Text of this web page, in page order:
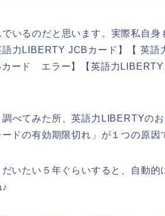
いるのだと思います。実際私自
語力LIBERTY JCBカード】【 英
カード エラー】【英語力
べてみた所、英語力LIBERTYの
ドの有効期限切れ」が１つの原因
いたい５年ぐらいすると、自動的